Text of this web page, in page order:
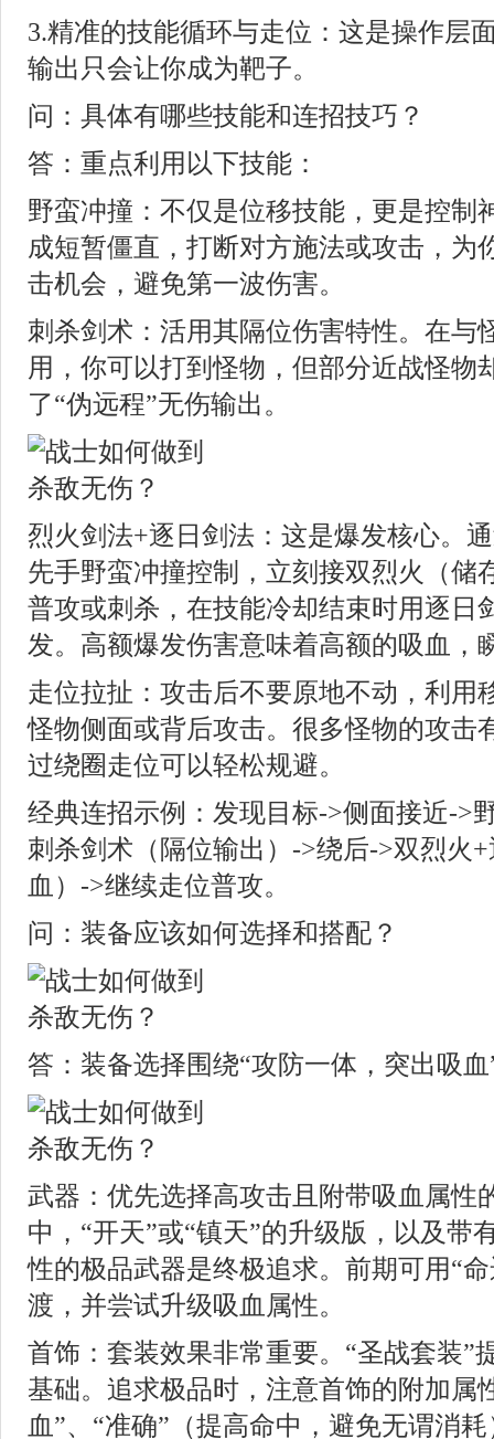
3.精准的技能循环与走位：这是操作层
输出只会让你成为靶子。
问：具体有哪些技能和连招技巧？
答：重点利用以下技能：
野蛮冲撞：不仅是位移技能，更是控制
成短暂僵直，打断对方施法或攻击，为
击机会，避免第一波伤害。
刺杀剑术：活用其隔位伤害特性。在与
用，你可以打到怪物，但部分近战怪物
了“伪远程”无伤输出。
烈火剑法+逐日剑法：这是爆发核心。
先手野蛮冲撞控制，立刻接双烈火（储
普攻或刺杀，在技能冷却结束时用逐日
发。高额爆发伤害意味着高额的吸血，
走位拉扯：攻击后不要原地不动，利用
怪物侧面或背后攻击。很多怪物的攻击
过绕圈走位可以轻松规避。
经典连招示例：发现目标->侧面接近->
刺杀剑术（隔位输出）->绕后->双烈火
血）->继续走位普攻。
问：装备应该如何选择和搭配？
答：装备选择围绕“攻防一体，突出吸
武器：优先选择高攻击且附带吸血属性
中，“开天”或“镇天”的升级版，以及带
性的极品武器是终极追求。前期可用“
渡，并尝试升级吸血属性。
首饰：套装效果非常重要。“圣战套装”
基础。追求极品时，注意首饰的附加属
血”、“准确”（提高命中，避免无谓消